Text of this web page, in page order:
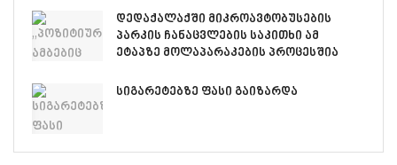
დედაქალაქში მიკროავტობუსების
პარკის ჩანაცვლების საკითხი ამ
ეტაპზე მოლაპარაკების პროცესშია
სიგარეტებზე ფასი გაიზარდა